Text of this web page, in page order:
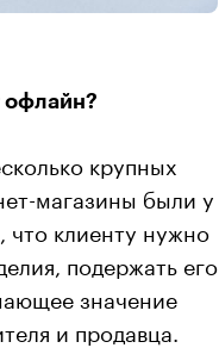
офлайн?
крупных
магазины были у
что клиенту нужно
подержать его
значение
и продавца.